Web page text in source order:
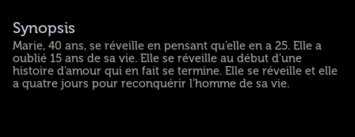
Synopsis
Marie, 40 ans, se réveille en pensant qu’elle en a 25. Elle a
oublié 15 ans de sa vie. Elle se réveille au début d’une
histoire d’amour qui en fait se termine. Elle se réveille et elle
a quatre jours pour reconquérir l’homme de sa vie.